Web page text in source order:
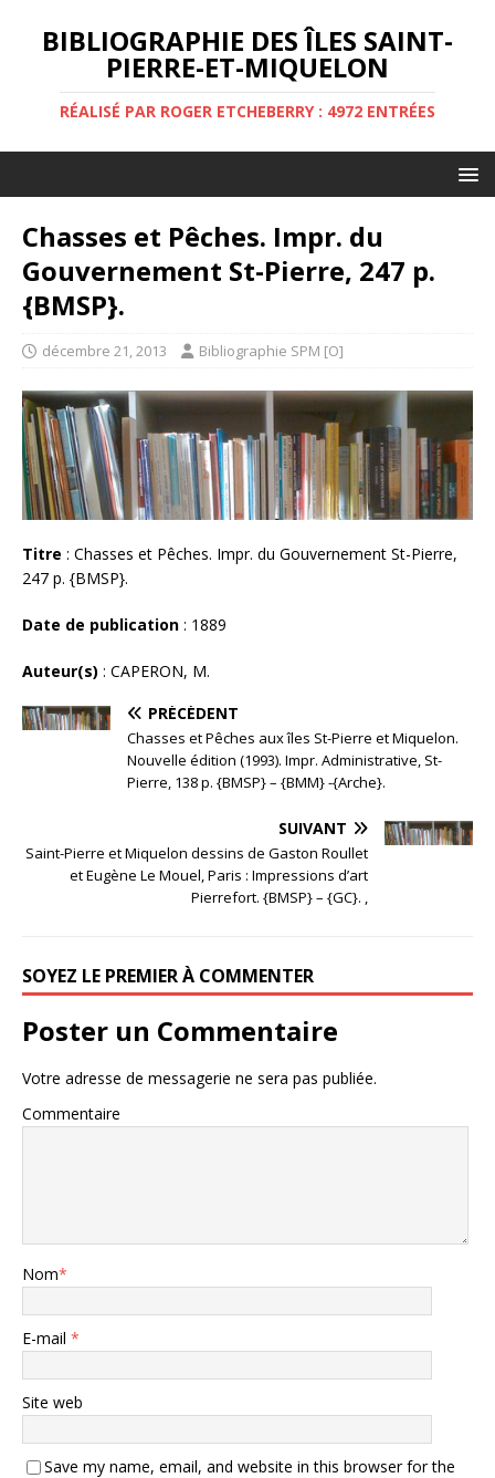
BIBLIOGRAPHIE DES ÎLES SAINT-
PIERRE-ET-MIQUELON
RÉALISÉ PAR ROGER ETCHEBERRY : 4972 ENTRÉES
Chasses et Pêches. Impr. du
Gouvernement St-Pierre, 247 p.
{BMSP}.
décembre 21, 2013 Bibliographie SPM [O]
Titre : Chasses et Pêches. Impr. du Gouvernement St-Pierre,
247 p. {BMSP}.
Date de publication : 1889
Auteur(s) : CAPERON, M.
PRÉCÉDENT
Chasses et Pêches aux îles St-Pierre et Miquelon.
Nouvelle édition (1993). Impr. Administrative, St-
Pierre, 138 p. {BMSP} – {BMM} -{Arche}.
SUIVANT
Saint-Pierre et Miquelon dessins de Gaston Roullet
et Eugène Le Mouel, Paris : Impressions d’art
Pierrefort. {BMSP} – {GC}. ,
SOYEZ LE PREMIER À COMMENTER
Poster un Commentaire
Votre adresse de messagerie ne sera pas publiée.
Commentaire
Nom*
E-mail *
Site web
Save my name, email, and website in this browser for the